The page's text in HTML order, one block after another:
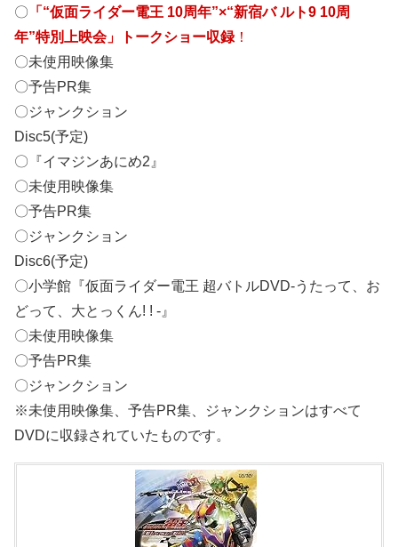
〇 「“仮面ライダー電王 10周年”×“新宿バ ルト9 10周
年”特別上映会」トークショー収録！
〇未使用映像集
〇予告PR集
〇ジャンクション
Disc5(予定)
〇『イマジンあにめ2』
〇未使用映像集
〇予告PR集
〇ジャンクション
Disc6(予定)
〇小学館『仮面ライダー電王 超バトルDVD‐うたって、お
どって、大とっくん! ! ‐』
〇未使用映像集
〇予告PR集
〇ジャンクション
※未使用映像集、予告PR集、ジャンクションはすべて
DVDに収録されていたものです。